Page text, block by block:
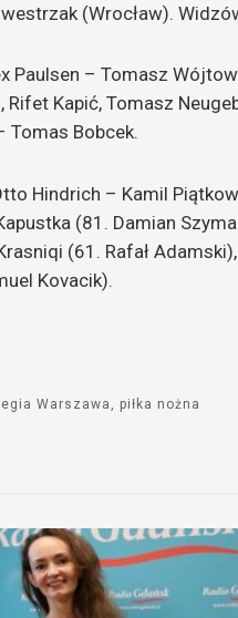
(Wrocław).
Paulsen – Tomasz
Rifet Kapić, Tomasz
Tomas Bobcek.
Hindrich – Kamil
(81. Damian
(61. Rafał
Kovacik).
Warszawa piłka nożna